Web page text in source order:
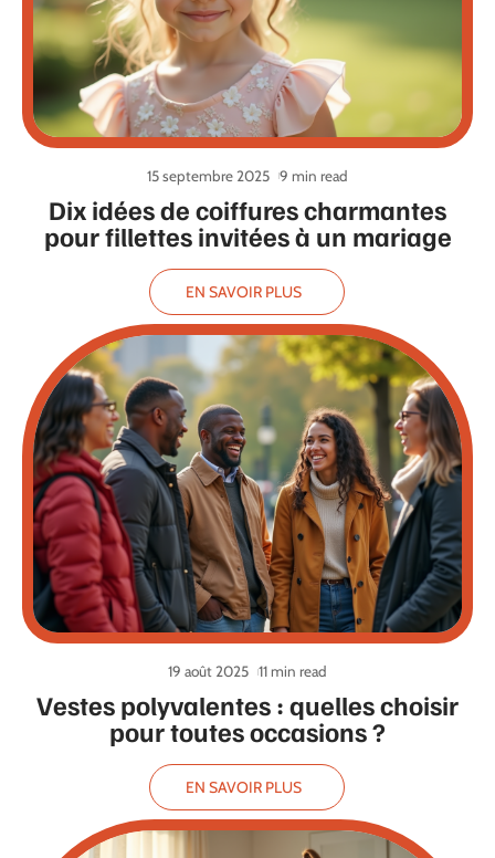
Dix idées de coiffures charmantes
pour fillettes invitées à un mariage
15 septembre 2025 9 min read
EN SAVOIR PLUS
Vestes polyvalentes : quelles choisir
pour toutes occasions ?
19 août 2025 11 min read
EN SAVOIR PLUS